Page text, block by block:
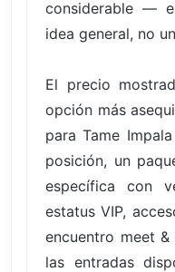
considerable —
idea general, no
El precio
opción más
para Tame
posición, un
específica con
estatus VIP,
encuentro meet
las entradas